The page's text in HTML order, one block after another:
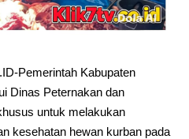
Pemerintah Kabupaten
Dinas Peternakan dan
untuk melakukan
kesehatan hewan kurban pada